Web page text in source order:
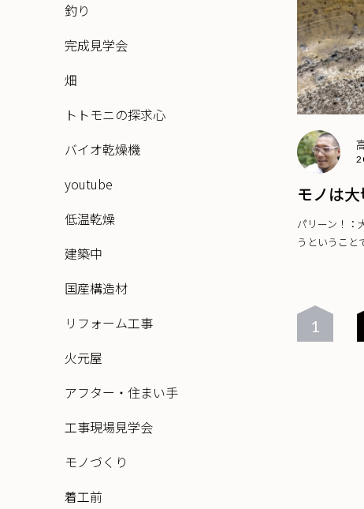
モノは大
パリーン！：
うということ
1
釣り
完成見学会
畑
トトモニの探求心
バイオ乾燥機
youtube
低温乾燥
建築中
国産構造材
リフォーム工事
火元屋
アフター・住まい手
工事現場見学会
モノづくり
着工前